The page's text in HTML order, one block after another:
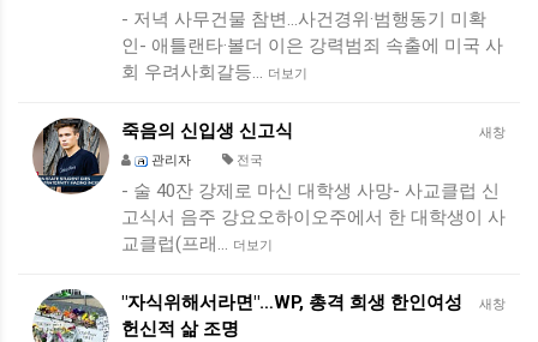
- 저녁 사무건물 참변…사건경위·범행동기 미확
인- 애틀랜타·볼더 이은 강력범죄 속출에 미국 사
회 우려사회갈등… 더보기
새창
죽음의 신입생 신고식
관리자 전국
- 술 40잔 강제로 마신 대학생 사망- 사교클럽 신
고식서 음주 강요오하이오주에서 한 대학생이 사
교클럽(프래… 더보기
새창
"자식위해서라면"…WP, 총격 희생 한인여성
헌신적 삶 조명